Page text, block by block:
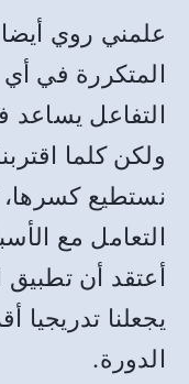
علمني روي
المتكررة في
التفاعل يساعد
ولكن كلما
نستطيع كسرها،
التعامل مع
أعتقد أن تطبيق
يجعلنا تدريجيا
الدورة.